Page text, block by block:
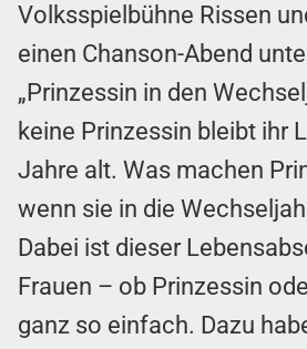
Volksspielbühne Rissen
einen Chanson-Abend
„Prinzessin in den
keine Prinzessin bleibt ihr
Jahre alt. Was machen
wenn sie in die
Dabei ist dieser
Frauen – ob Prinzessin
ganz so einfach. Dazu